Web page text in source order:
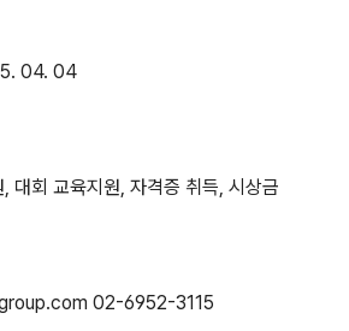
04. 04
, 대회 교육지원, 자격증 취득, 시상금
02-6952-3115